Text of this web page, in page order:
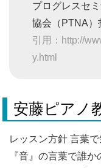
プログレスセ
協会（PTNA）
引用：http://
y.html
安藤ピアノ
レッスン方針 言葉
『音』の言葉で誰